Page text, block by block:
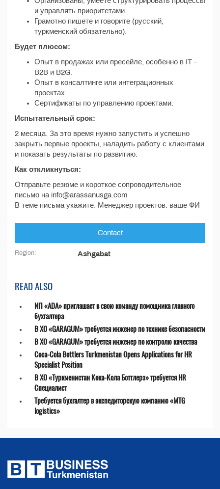
и управлять приоритетами.
Грамотно пишете и говорите (русский,
туркменский обязательно).
Будет плюсом:
Опыт в продажах или пресейле, особенно в IT -
B2B и B2G.
Опыт в консалтинге или интеграционных
проектах.
Сертификаты по управлению проектами.
Испытательный срок:
2 месяца. За это время нужно запустить и успешно
закрыть первые проекты, наладить работу с клиентами
и показать результаты по развитию.
Как откликнуться:
Отправьте резюме и короткое сопроводительное
письмо на info@arassanusga.com
В теме письма укажите: Менеджер проектов: ваше ФИ
Contact
Region: Ashgabat
READ ALSO
ИП «ADA» приглашает в свою команду помощника главного
бухгалтера
В ХО «GARAGUM» требуется инженер по технике безопасности
В ХО «GARAGUM» требуется инженер по контролю качества
Coca-Cola Bottlers Turkmenistan Opens Applications for HR
Specialist Position
В ХО «Туркменистан Кока-Кола Боттлерз» требуется HR
Специалист
Требуется бухгалтер в экспедиторскую компанию «MTG
logistics»